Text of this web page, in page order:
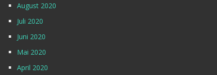
August 2020
Juli 2020
Juni 2020
Mai 2020
April 2020